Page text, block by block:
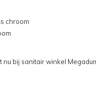
chroom
bij sanitair winkel